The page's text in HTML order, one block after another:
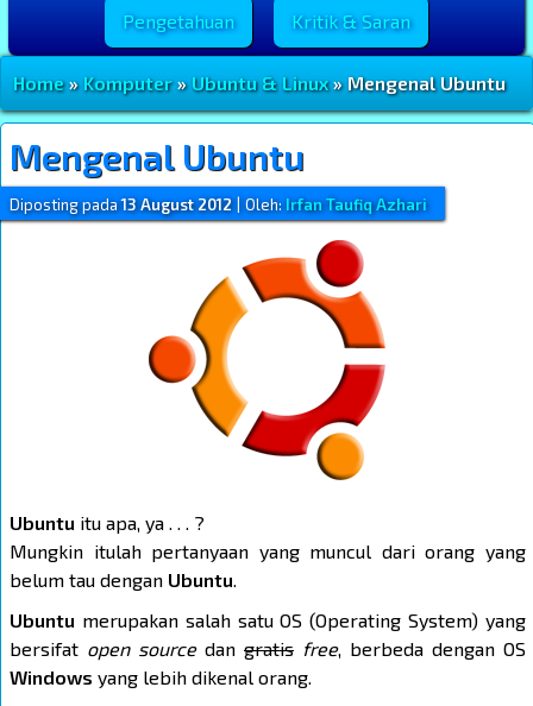
Pengetahuan Kritik & Saran
Home»Komputer»Ubuntu & Linux» Mengenal Ubuntu
Mengenal Ubuntu
Diposting pada13 August 2012 Oleh:Irfan Taufiq Azhari
Ubuntu itu apa, ya . . . ?
Mungkin itulah pertanyaan yang muncul dari orang yang
belum tau dengan Ubuntu.
Ubuntu merupakan salah satu OS (Operating System) yang
bersifat open sourcedan gratis free, berbeda dengan OS
Windows yang lebih dikenal orang.